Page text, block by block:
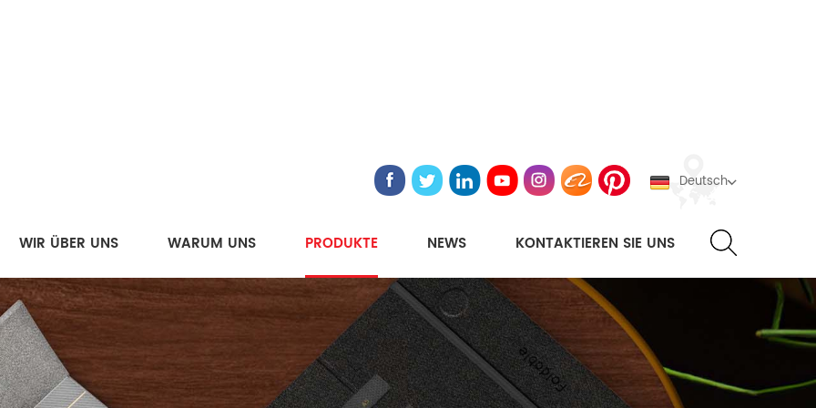
Deutsch
WIR ÜBER UNS WARUM UNS PRODUKTE NEWS KONTAKTIEREN SIE UNS